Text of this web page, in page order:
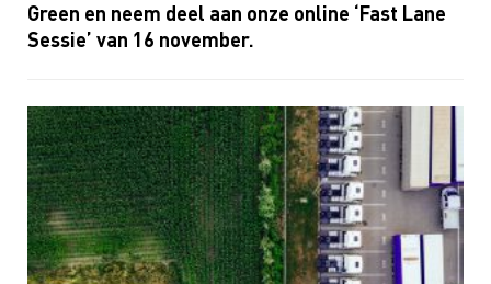
Green en neem deel aan onze online ‘Fast Lane
Sessie’ van 16 november.